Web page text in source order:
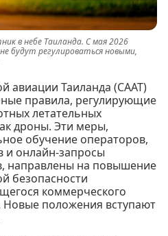
в небе Таиланда. С мая 2026
будут регулироваться новыми,
авиации Таиланда (CAAT)
правила, регулирующие
летательных
дроны. Эти меры,
обучение операторов,
и онлайн-запросы
направлены на повышение
безопасности
коммерческого
Новые положения вступают